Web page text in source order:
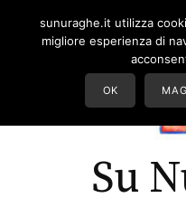
Su
sunuraghe.it utilizza
migliore esperienza di
OK